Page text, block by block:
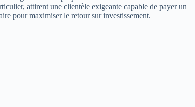
attirent une clientèle exigeante capable de payer un
pour maximiser le retour sur investissement.